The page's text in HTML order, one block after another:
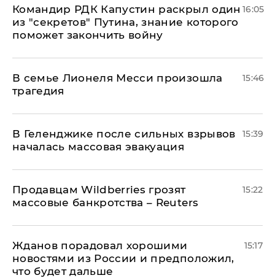
Командир РДК Капустин раскрыл один
из "секретов" Путина, знание которого
поможет закончить войну
16:05
В семье Лионеля Месси произошла
трагедия
15:46
В Геленджике после сильных взрывов
началась массовая эвакуация
15:39
Продавцам Wildberries грозят
массовые банкротства – Reuters
15:22
Жданов порадовал хорошими
новостями из России и предположил,
что будет дальше
15:17